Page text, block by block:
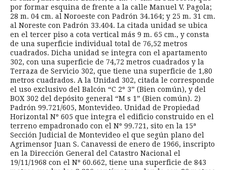
por formar esquina de frente a la calle Manuel V. Pagola;
28 m. 04 cm. al Noroeste con Padrón 34.164; y 25 m. 31 cm.
al Noreste con Padrón 33.404. La citada unidad se ubica
en el tercer piso a cota vertical más 9 m. 65 cm., y consta
de una superficie individual total de 76,52 metros
cuadrados. Dicha unidad se integra con el apartamento
302, con una superficie de 74,72 metros cuadrados y la
Terraza de Servicio 302, que tiene una superficie de 1,80
metros cuadrados. A la Unidad 302, citada le corresponde
el uso exclusivo del Balcón “C 2º 3” (Bien común), y del
BOX 302 del depósito general “M s 1” (Bien común). 2)
Padrón 99.721/605, Montevideo. Unidad de Propiedad
Horizontal Nº 605 que integra el edificio construido en el
terreno empadronado con el Nº 99.721, sito en la 15ª
Sección Judicial de Montevideo el que según plano del
Agrimensor Juan S. Canavessi de enero de 1966, inscripto
en la Dirección General del Catastro Nacional el
19/11/1968 con el Nº 60.662, tiene una superficie de 843